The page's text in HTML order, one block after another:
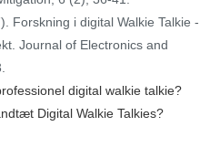
Forskning i digital Walkie Talkie -
Journal of Electronics and
digital walkie talkie?
Digital Walkie Talkies?